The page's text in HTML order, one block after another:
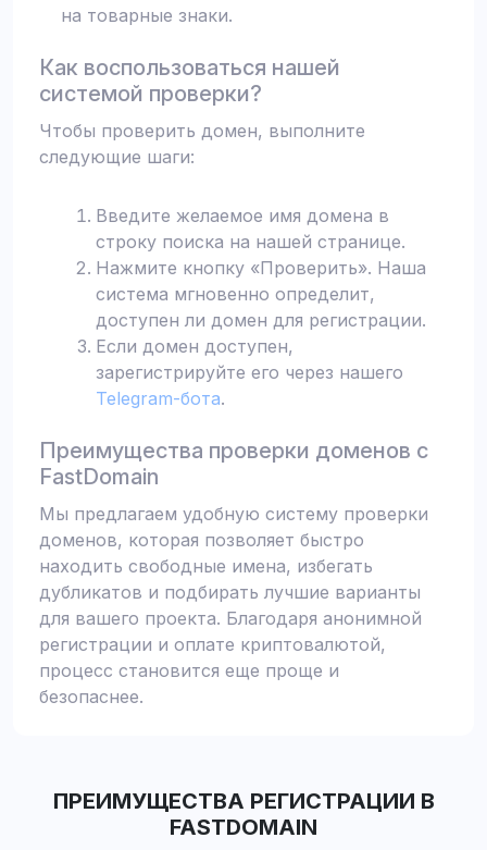
на товарные знаки.
Как воспользоваться нашей
системой проверки?
Чтобы проверить домен, выполните
следующие шаги:
Введите желаемое имя домена в
строку поиска на нашей странице.
Нажмите кнопку «Проверить». Наша
система мгновенно определит,
доступен ли домен для регистрации.
Если домен доступен,
зарегистрируйте его через нашего
Telegram-бота.
Преимущества проверки доменов с
FastDomain
Мы предлагаем удобную систему проверки
доменов, которая позволяет быстро
находить свободные имена, избегать
дубликатов и подбирать лучшие варианты
для вашего проекта. Благодаря анонимной
регистрации и оплате криптовалютой,
процесс становится еще проще и
безопаснее.
ПРЕИМУЩЕСТВА РЕГИСТРАЦИИ В
FASTDOMAIN